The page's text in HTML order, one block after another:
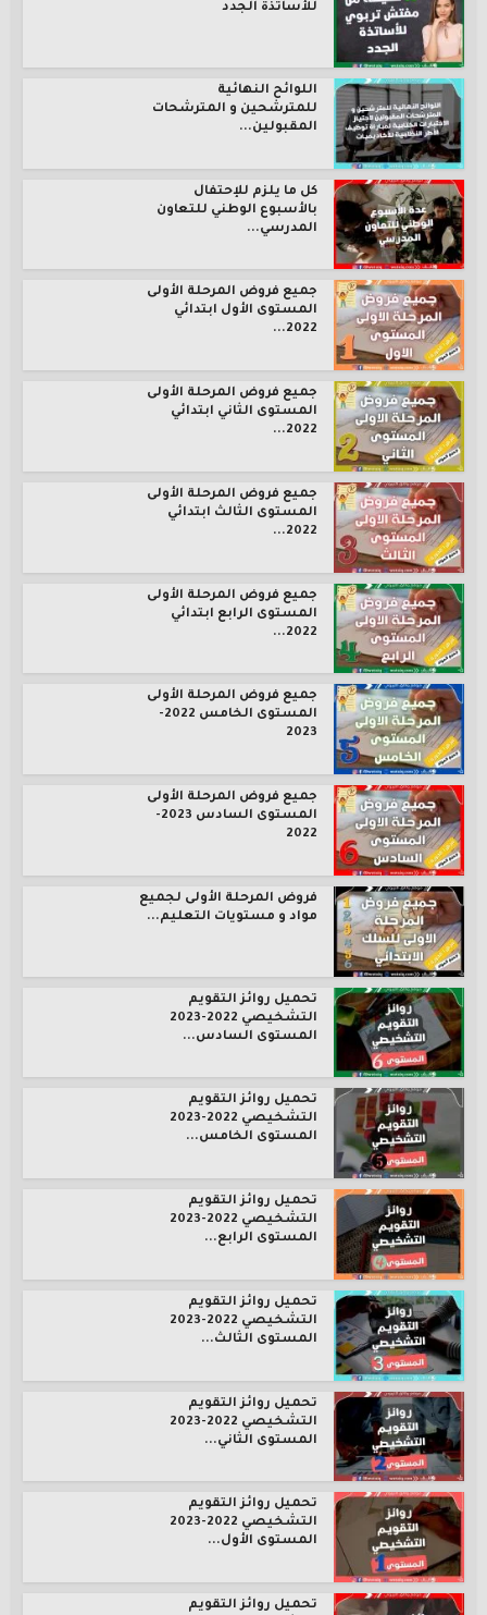
للأساتذة الجدد
اللوائح النهائية
للمترشحين و المترشحات
المقبولين...
كل ما يلزم للإحتفال
بالأسبوع الوطني للتعاون
المدرسي...
جميع فروض المرحلة الأولى
المستوى الأول ابتدائي
2022...
جميع فروض المرحلة الأولى
المستوى الثاني ابتدائي
2022...
جميع فروض المرحلة الأولى
المستوى الثالث ابتدائي
2022...
جميع فروض المرحلة الأولى
المستوى الرابع ابتدائي
2022...
جميع فروض المرحلة الأولى
المستوى الخامس 2022-
2023
جميع فروض المرحلة الأولى
المستوى السادس 2023-
2022
فروض المرحلة الأولى لجميع
مواد و مستويات التعليم...
تحميل روائز التقويم
التشخيصي 2022-2023
المستوى السادس...
تحميل روائز التقويم
التشخيصي 2022-2023
المستوى الخامس...
تحميل روائز التقويم
التشخيصي 2022-2023
المستوى الرابع...
تحميل روائز التقويم
التشخيصي 2022-2023
المستوى الثالث...
تحميل روائز التقويم
التشخيصي 2022-2023
المستوى الثاني...
تحميل روائز التقويم
التشخيصي 2022-2023
المستوى الأول...
تحميل روائز التقويم